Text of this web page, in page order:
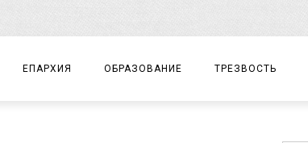
ЕПАРХИЯ ОБРАЗОВАНИЕ ТРЕЗВОСТЬ